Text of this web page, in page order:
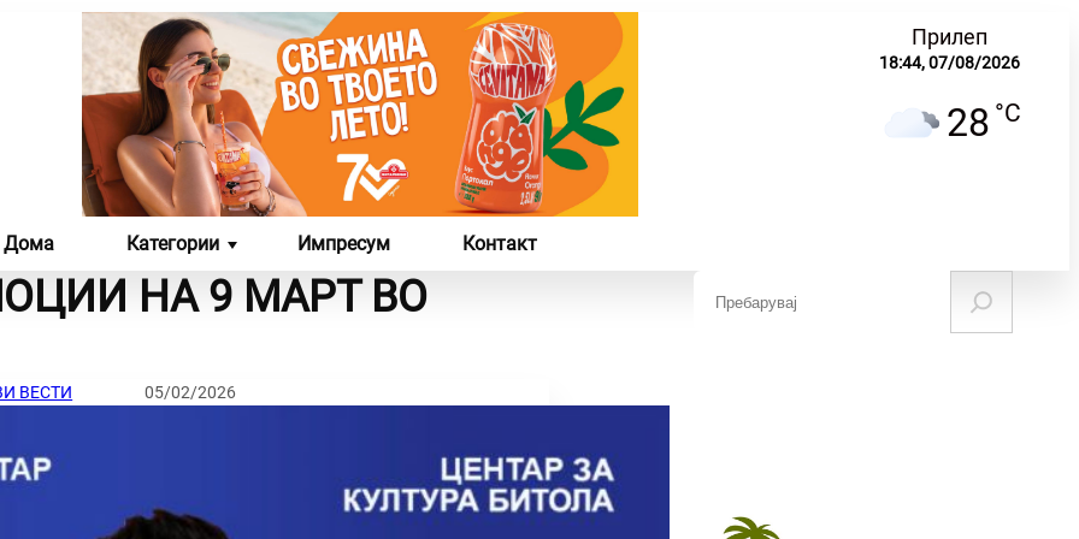
Прилеп
18:44,07/08/2026
28 °C
Дома Категории
ЛИКОВНА И ФОТО
ЛИКОВНИ ДЕЛА
Импресум Контакт
НА 9 МАРТ ВО
ВЕСТИ 05/02/2026